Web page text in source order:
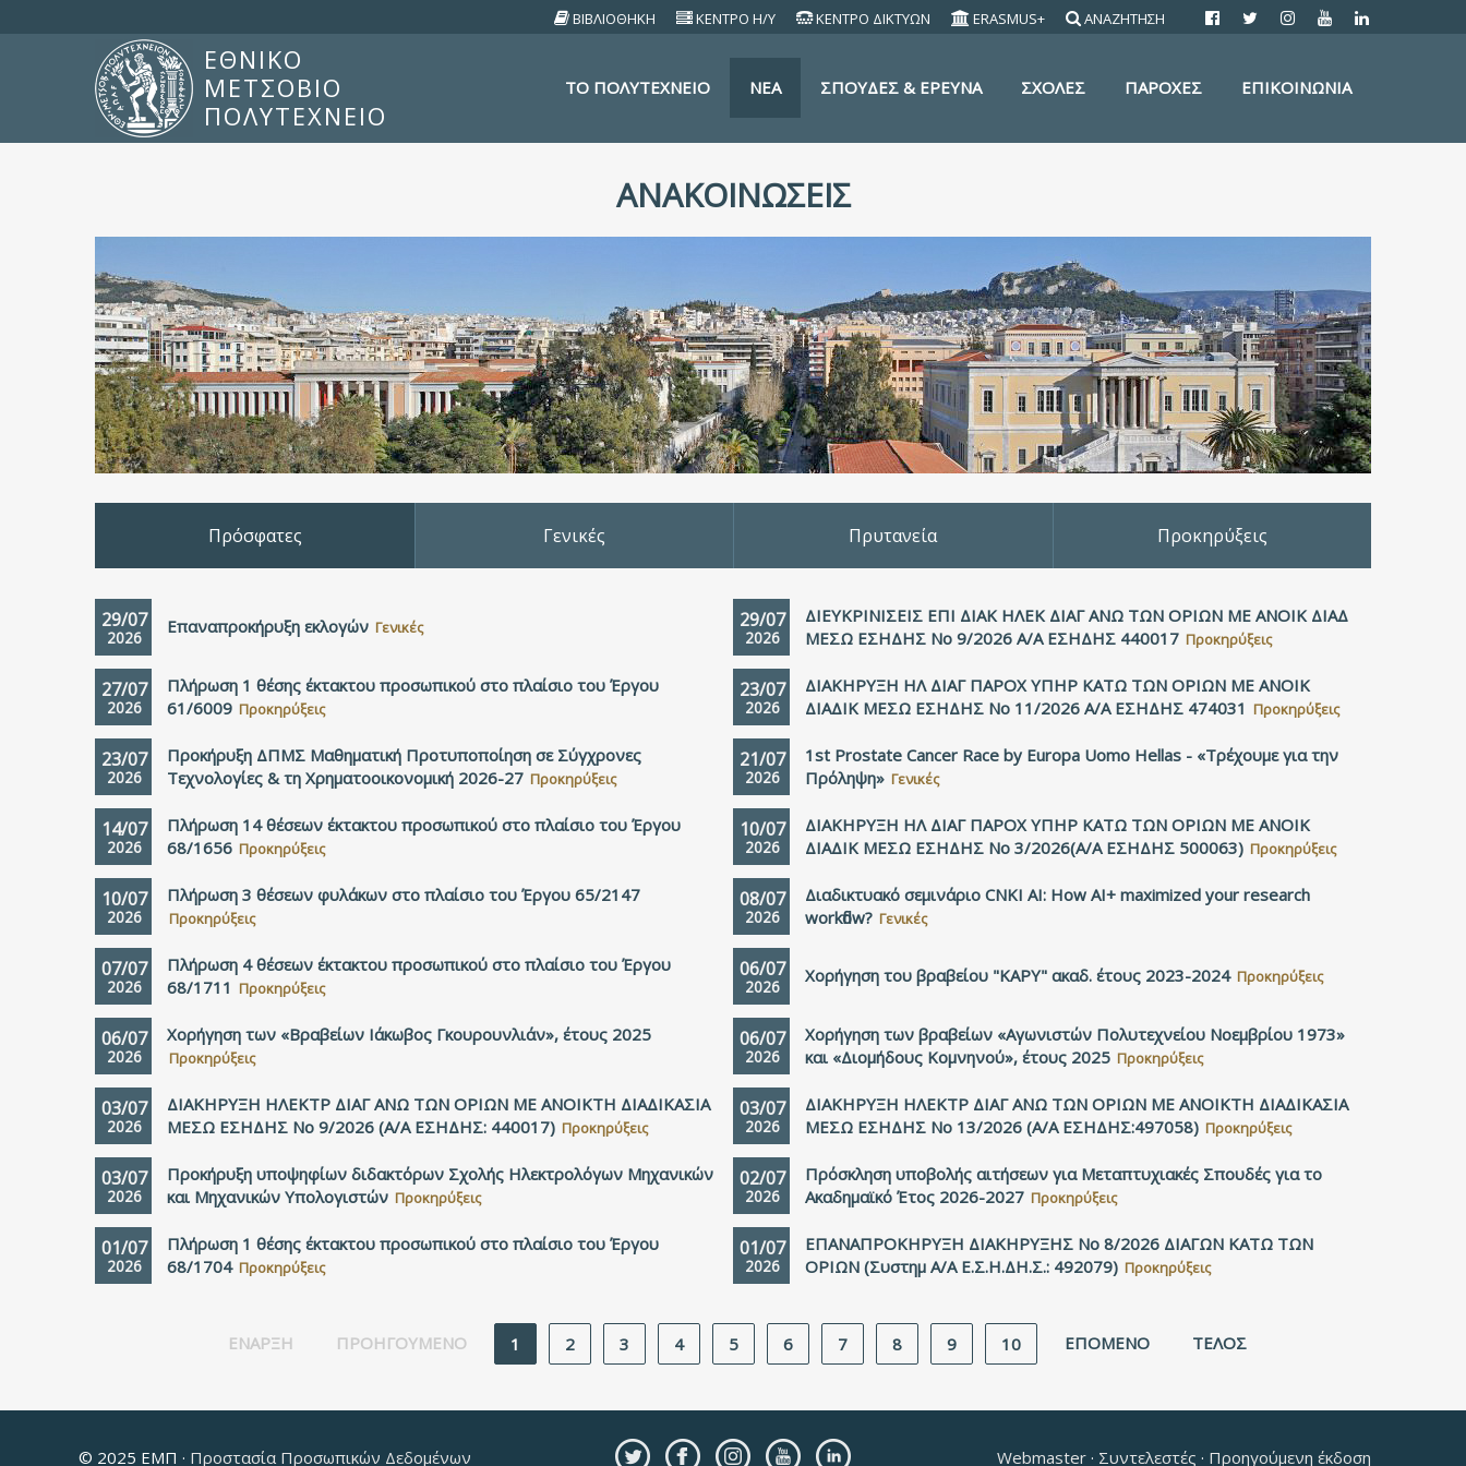
ΒΙΒΛΙΟΘΗΚΗ ΚΕΝΤΡΟ Η/Υ ΚΕΝΤΡΟ ΔΙΚΤΥΩΝ ERASMUS+ ΑΝΑΖΗΤΗΣΗ
ΕΘΝΙΚΟ
ΜΕΤΣΟΒΙΟ
ΠΟΛΥΤΕΧΝΕΙΟ
TO ΠΟΛΥΤΕΧΝΕΙΟ ΝΕΑ ΣΠΟΥΔΕΣ & ΕΡΕΥΝΑ ΣΧΟΛΕΣ ΠΑΡΟΧΕΣ ΕΠΙΚΟΙΝΩΝΙΑ
ΑΝΑΚΟΙΝΩΣΕΙΣ
Πρόσφατες Γενικές Πρυτανεία Προκηρύξεις
29/07
2026
Επαναπροκήρυξη εκλογών Γενικές 29/07
2026
ΔΙΕΥΚΡΙΝΙΣΕΙΣ ΕΠΙ ΔΙΑΚ ΗΛΕΚ ΔΙΑΓ ΑΝΩ ΤΩΝ ΟΡΙΩΝ ΜΕ ΑΝΟΙΚ ΔΙΑΔ
ΜΕΣΩ ΕΣΗΔΗΣ Νο 9/2026 Α/Α ΕΣΗΔΗΣ 440017 Προκηρύξεις
27/07
2026
Πλήρωση 1 θέσης έκτακτου προσωπικού στο πλαίσιο του Έργου
61/6009 Προκηρύξεις
23/07
2026
ΔΙΑΚΗΡΥΞΗ ΗΛ ΔΙΑΓ ΠΑΡΟΧ ΥΠΗΡ ΚΑΤΩ ΤΩΝ ΟΡΙΩΝ ΜΕ ΑΝΟΙΚ
ΔΙΑΔΙΚ ΜΕΣΩ ΕΣΗΔΗΣ Νο 11/2026 Α/Α ΕΣΗΔΗΣ 474031 Προκηρύξεις
23/07
2026
Προκήρυξη ΔΠΜΣ Μαθηματική Προτυποποίηση σε Σύγχρονες
Τεχνολογίες & τη Χρηματοοικονομική 2026-27 Προκηρύξεις
21/07
2026
1st Prostate Cancer Race by Europa Uomo Hellas - «Τρέχουμε για την
Πρόληψη» Γενικές
14/07
2026
Πλήρωση 14 θέσεων έκτακτου προσωπικού στο πλαίσιο του Έργου
68/1656 Προκηρύξεις
10/07
2026
ΔΙΑΚΗΡΥΞΗ ΗΛ ΔΙΑΓ ΠΑΡΟΧ ΥΠΗΡ ΚΑΤΩ ΤΩΝ ΟΡΙΩΝ ΜΕ ΑΝΟΙΚ
ΔΙΑΔΙΚ ΜΕΣΩ ΕΣΗΔΗΣ No 3/2026(Α/A ΕΣΗΔΗΣ 500063) Προκηρύξεις
10/07
2026
Πλήρωση 3 θέσεων φυλάκων στο πλαίσιο του Έργου 65/2147
Προκηρύξεις
08/07
2026
Διαδικτυακό σεμινάριο CNKI AI: How AI+ maximized your research
workflow? Γενικές
07/07
2026
Πλήρωση 4 θέσεων έκτακτου προσωπικού στο πλαίσιο του Έργου
68/1711 Προκηρύξεις
06/07
2026
Χορήγηση του βραβείου "ΚΑΡΥ" ακαδ. έτους 2023-2024 Προκηρύξεις
06/07
2026
Χορήγηση των «Βραβείων Ιάκωβος Γκουρουνλιάν», έτους 2025
Προκηρύξεις
06/07
2026
Χορήγηση των βραβείων «Αγωνιστών Πολυτεχνείου Νοεμβρίου 1973»
και «Διομήδους Κομνηνού», έτους 2025 Προκηρύξεις
03/07
2026
ΔΙΑΚΗΡΥΞΗ ΗΛΕΚΤΡ ΔΙΑΓ ΑΝΩ ΤΩΝ ΟΡΙΩΝ ΜΕ ΑΝΟΙΚΤΗ ΔΙΑΔΙΚΑΣΙΑ
ΜΕΣΩ ΕΣΗΔΗΣ Νο 9/2026 (Α/Α ΕΣΗΔΗΣ: 440017) Προκηρύξεις
03/07
2026
ΔΙΑΚΗΡΥΞΗ ΗΛΕΚΤΡ ΔΙΑΓ ΑΝΩ ΤΩΝ ΟΡΙΩΝ ΜΕ ΑΝΟΙΚΤΗ ΔΙΑΔΙΚΑΣΙΑ
ΜΕΣΩ ΕΣΗΔΗΣ Νο 13/2026 (Α/Α ΕΣΗΔΗΣ:497058) Προκηρύξεις
03/07
2026
Προκήρυξη υποψηφίων διδακτόρων Σχολής Ηλεκτρολόγων Μηχανικών
και Μηχανικών Υπολογιστών Προκηρύξεις
02/07
2026
Πρόσκληση υποβολής αιτήσεων για Μεταπτυχιακές Σπουδές για το
Ακαδημαϊκό Έτος 2026-2027 Προκηρύξεις
01/07
2026
Πλήρωση 1 θέσης έκτακτου προσωπικού στο πλαίσιο του Έργου
68/1704 Προκηρύξεις
01/07
2026
ΕΠΑΝΑΠΡΟΚΗΡΥΞΗ ΔΙΑΚΗΡΥΞΗΣ Νο 8/2026 ΔΙΑΓΩΝ ΚΑΤΩ ΤΩΝ
ΟΡΙΩΝ (Συστημ Α/Α Ε.Σ.Η.ΔΗ.Σ.: 492079) Προκηρύξεις
ΈΝΑΡΞΗ ΠΡΟΗΓΟΎΜΕΝΟ 1 2 3 4 5 6 7 8 9 10 ΕΠΌΜΕΝΟ ΤΈΛΟΣ
© 2025 ΕΜΠ · Προστασία Προσωπικών Δεδομένων Webmaster · Συντελεστές · Προηγούμενη έκδοση